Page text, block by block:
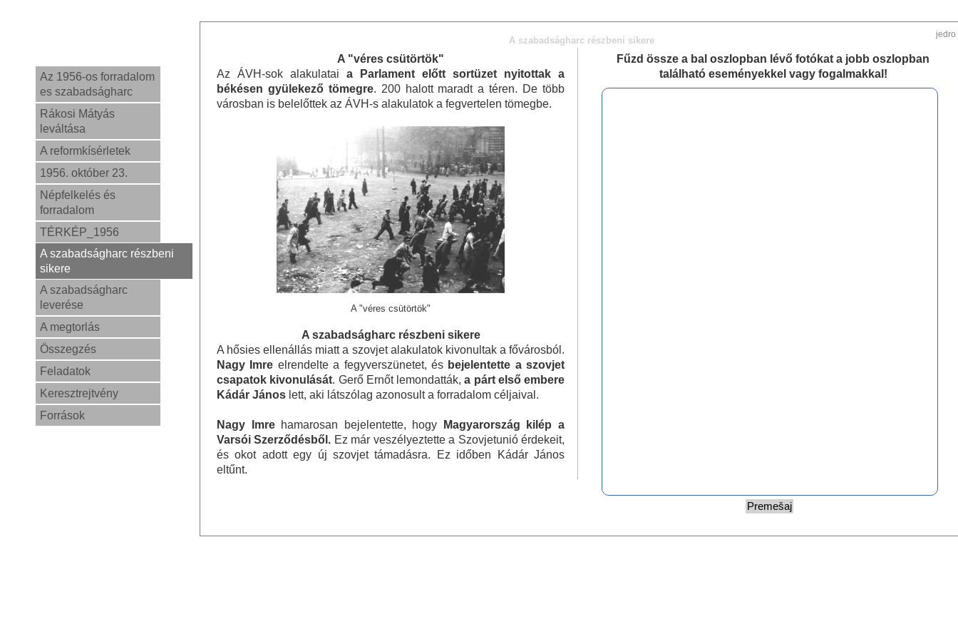
Az 1956-os forradalom
es szabadságharc
Rákosi Mátyás
leváltása
A reformkísérletek
1956. október 23.
Népfelkelés és
forradalom
TÉRKÉP_1956
A szabadságharc részbeni
sikere
A szabadságharc
leverése
A megtorlás
Összegzés
Feladatok
Keresztrejtvény
Források
jedro
A szabadságharc részbeni sikere
A "véres csütörtök"
Az ÁVH-sok alakulatai a Parlament előtt sortüzet nyitottak a
békésen gyülekező tömegre. 200 halott maradt a téren. De több
városban is belelőttek az ÁVH-s alakulatok a fegvertelen tömegbe.
A "véres csütörtök"
A szabadságharc részbeni sikere
A hősies ellenállás miatt a szovjet alakulatok kivonultak a fővárosból.
Nagy Imre elrendelte a fegyverszünetet, és bejelentette a szovjet
csapatok kivonulását. Gerő Ernőt lemondatták,a párt első embere
Kádár János lett, aki látszólag azonosult a forradalom céljaival.
Nagy Imrehamarosan bejelentette, hogy
Magyarország kilép a
Varsói Szerződésből. Ez már veszélyeztette a Szovjetunió érdekeit,
és okot adott egy új szovjet támadásra. Ez időben Kádár János
eltűnt.
Fűzd össze a bal oszlopban lévő fotókat a jobb oszlopban
található eseményekkel vagy fogalmakkal!